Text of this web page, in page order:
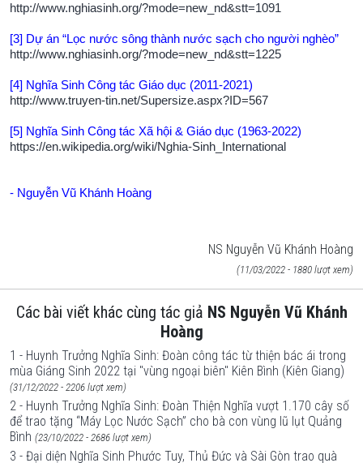
http://www.nghiasinh.org/?mode=new_nd&stt=1091
[3] Dự án “Lọc nước sông thành nước sạch cho người nghèo”
http://www.nghiasinh.org/?mode=new_nd&stt=1225
[4] Nghĩa Sinh Công tác Giáo dục (2011-2021)
http://www.truyen-tin.net/Supersize.aspx?ID=567
[5] Nghĩa Sinh Công tác Xã hội & Giáo dục (1963-2022)
https://en.wikipedia.org/wiki/Nghia-Sinh_International
- Nguyễn Vũ Khánh Hoàng
NS Nguyễn Vũ Khánh Hoàng
(11/03/2022 - 1880 lượt xem)
Các bài viết khác cùng tác giả NS Nguyễn Vũ Khánh
Hoàng
1 - Huynh Trưởng Nghĩa Sinh: Đoàn công tác từ thiện bác ái trong
mùa Giáng Sinh 2022 tại "vùng ngoại biên" Kiên Bình (Kiên Giang)
(31/12/2022 - 2206 lượt xem)
2 - Huynh Trưởng Nghĩa Sinh: Đoàn Thiện Nghĩa vượt 1.170 cây số
để trao tặng “Máy Lọc Nước Sạch” cho bà con vùng lũ lụt Quảng
Bình (23/10/2022 - 2686 lượt xem)
3 - Đại diện Nghĩa Sinh Phước Tuy, Thủ Đức và Sài Gòn trao quà